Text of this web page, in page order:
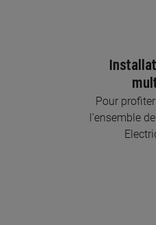
Pour
l’ensemble